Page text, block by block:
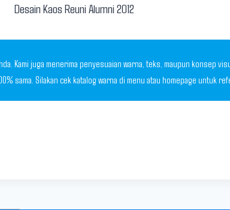
Desain Kaos Reuni Alumni 2012
Kami juga menerima penyesuaian warna, teks, maupun konsep
sama. Silakan cek katalog warna di menu atau homepage untuk